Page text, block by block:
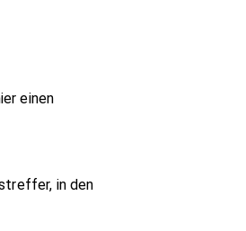
einen
in den